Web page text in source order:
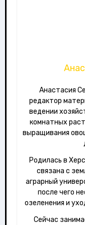
Анастасия Сергеевна Воронцова — автор и
редактор
ведении
комнатных
выращивания
Родилась в
связана с
аграрный
после чего
озеленения и
Сейчас